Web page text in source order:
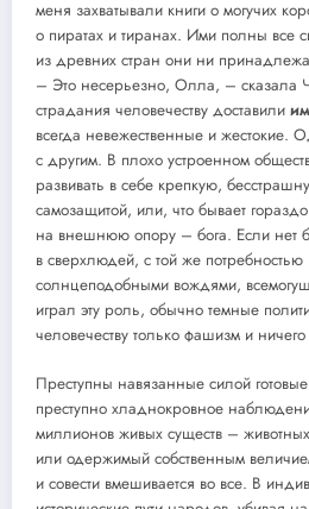
меня захватывали книги о могучих
о пиратах и тиранах. Ими полны все
из древних стран они ни
– Это несерьезно, Олла, – сказала
страдания человечеству доставили
всегда невежественные и жестокие.
с другим. В плохо устроенном
развивать в себе крепкую,
самозащитой, или, что бывает
на внешнюю опору – бога. Если нет
в сверхлюдей, с той же
солнцеподобными вождями,
играл эту роль, обычно темные
человечеству только фашизм и
Преступны навязанные силой
преступно хладнокровное
миллионов живых существ –
или одержимый собственным
и совести вмешивается во все. В